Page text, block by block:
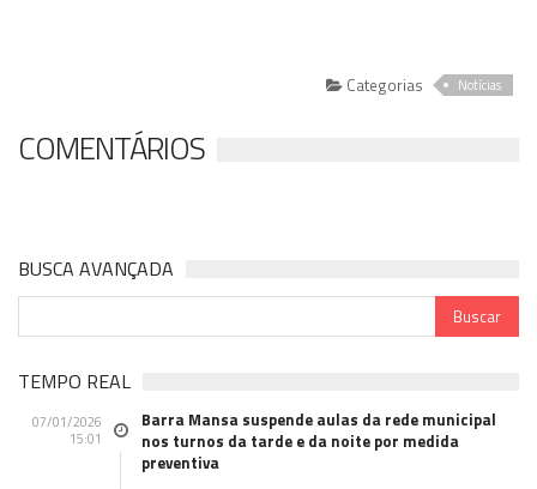
Categorias Notícias
COMENTÁRIOS
BUSCA AVANÇADA
TEMPO REAL
07/01/2026
15:01
Barra Mansa suspende aulas da rede municipal
nos turnos da tarde e da noite por medida
preventiva